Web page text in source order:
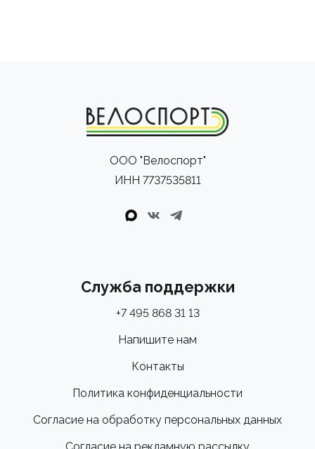
ООО "Велоспорт"
ИНН 7737535811
Служба поддержки
+7 495 868 31 13
Напишите нам
Контакты
Политика конфиденциальности
Согласие на обработку персональных данных